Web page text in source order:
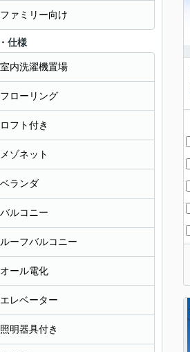
ファミリー向け
仕様
室内洗濯機置場
フローリング
ロフト付き
メゾネット
ベランダ
バルコニー
ルーフバルコニー
オール電化
エレベーター
照明器具付き